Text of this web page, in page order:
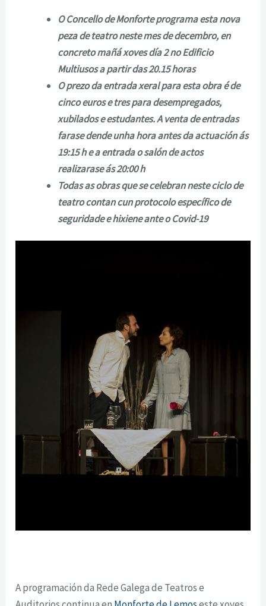
O Concello de Monforte programa esta nova
peza de teatro neste mes de decembro, en
concreto mañá xoves día 2 no Edificio
Multiusos a partir das 20.15 horas
O prezo da entrada xeral para esta obra é de
cinco euros e tres para desempregados,
xubilados e estudantes. A venta de entradas
farase dende unha hora antes da actuación ás
19:15 h e a entrada o salón de actos
realizarase ás 20:00 h
Todas as obras que se celebran neste ciclo de
teatro contan cun protocolo específico de
seguridade e hixiene ante o Covid-19
A programación da Rede Galega de Teatros e